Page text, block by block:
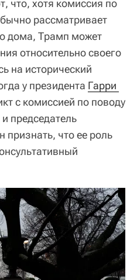
что, хотя комиссия по
рассматривает
дома, Трамп может
относительно своего
на исторический
у президента Гарри
с комиссией по поводу
председатель
что ее роль